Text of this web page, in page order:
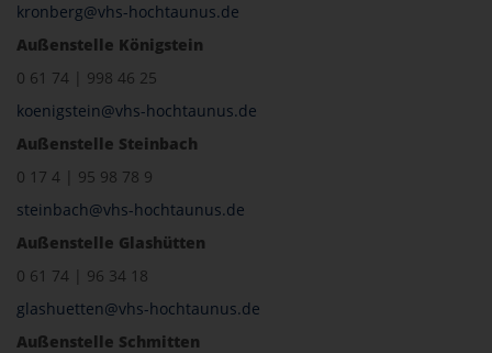
kronberg@vhs-hochtaunus.de
Außenstelle Königstein
0 61 74 | 998 46 25
koenigstein@vhs-hochtaunus.de
Außenstelle Steinbach
0 17 4 | 95 98 78 9
steinbach@vhs-hochtaunus.de
Außenstelle Glashütten
0 61 74 | 96 34 18
glashuetten@vhs-hochtaunus.de
Außenstelle Schmitten